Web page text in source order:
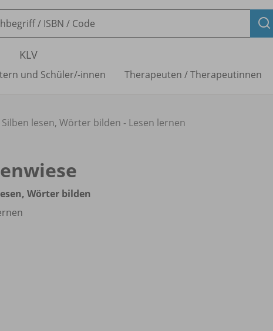
KLV
und Schüler/-innen Therapeuten /Therapeutinnen
Silben lesen, Wörter bilden - Lesen lernen
Wörter bilden